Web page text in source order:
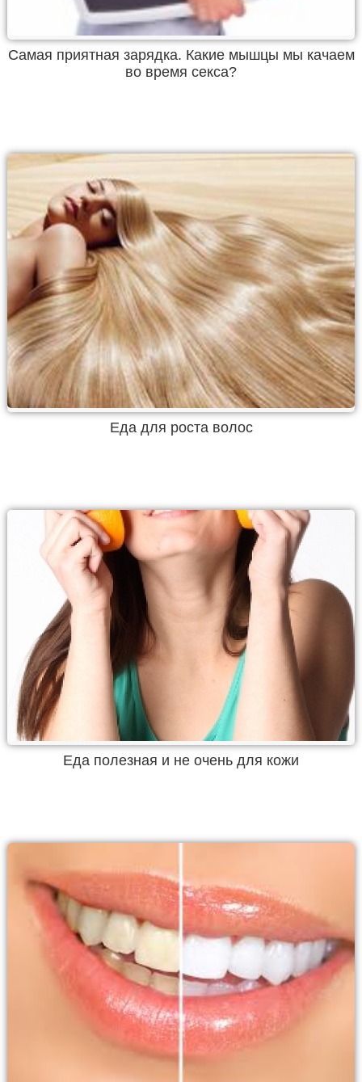
Самая приятная зарядка. Какие мышцы мы качаем
во время секса?
Еда для роста волос
Еда полезная и не очень для кожи